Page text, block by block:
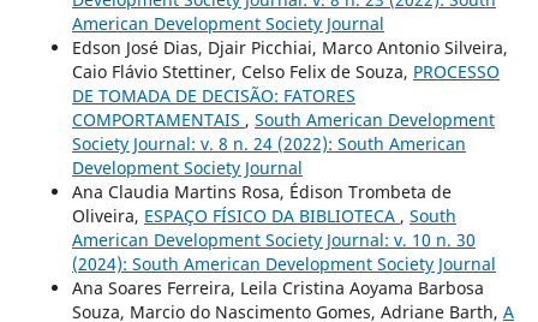
American Development Society Journal
Edson José Dias, Djair Picchiai, Marco Antonio Silveira,
Caio Flávio Stettiner, Celso Felix de Souza, PROCESSO
DE TOMADA DE DECISÃO: FATORES
COMPORTAMENTAIS , South American Development
Society Journal: v. 8 n. 24 (2022): South American
Development Society Journal
Ana Claudia Martins Rosa, Édison Trombeta de
Oliveira, ESPAÇO FÍSICO DA BIBLIOTECA , South
American Development Society Journal: v. 10 n. 30
(2024): South American Development Society Journal
Ana Soares Ferreira, Leila Cristina Aoyama Barbosa
Souza, Marcio do Nascimento Gomes, Adriane Barth, A